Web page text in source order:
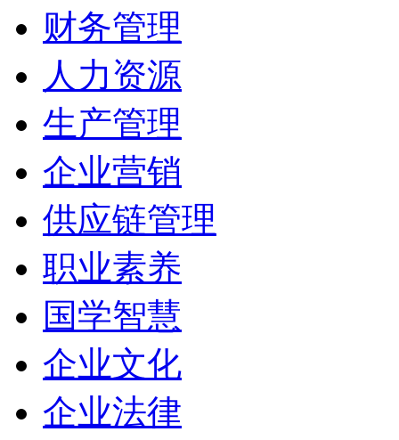
财务管理
人力资源
生产管理
企业营销
供应链管理
职业素养
国学智慧
企业文化
企业法律